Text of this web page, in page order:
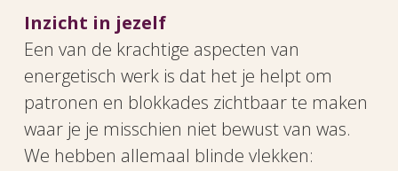
Inzicht in jezelf
Een van de krachtige aspecten van
energetisch werk is dat het je helpt om
patronen en blokkades zichtbaar te maken
waar je je misschien niet bewust van was.
We hebben allemaal blinde vlekken: